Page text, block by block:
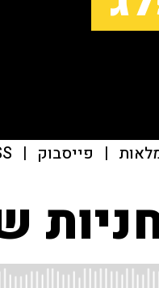
| פייסבוק |